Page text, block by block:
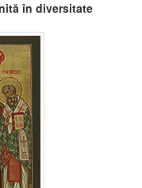
în diversitate